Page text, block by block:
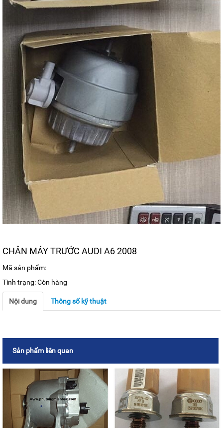
CHÂN MÁY TRƯỚC AUDI A6 2008
Mã sản phẩm:
Tình trạng: Còn hàng
Nội dung Thông số kỹ thuật
Sản phẩm liên quan